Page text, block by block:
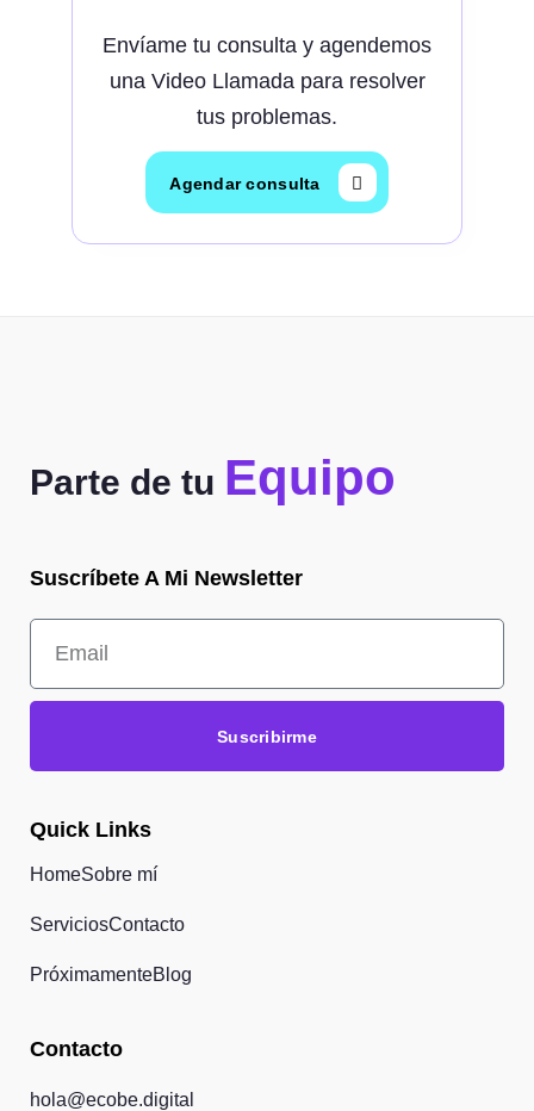
Envíame tu consulta y agendemos
una Video Llamada para resolver
tus problemas.
Agendar consulta
Parte de tu Equipo
Suscríbete A Mi Newsletter
Suscribirme
Quick Links
HomeSobre mí
ServiciosContacto
PróximamenteBlog
Contacto
hola@ecobe.digital